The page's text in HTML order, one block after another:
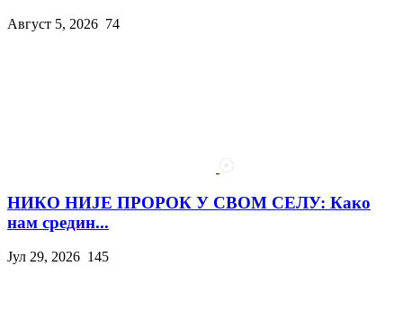
Август 5, 2026 74
НИКО НИЈЕ ПРОРОК У СВОМ СЕЛУ: Како
нам средин...
Јул 29, 2026 145